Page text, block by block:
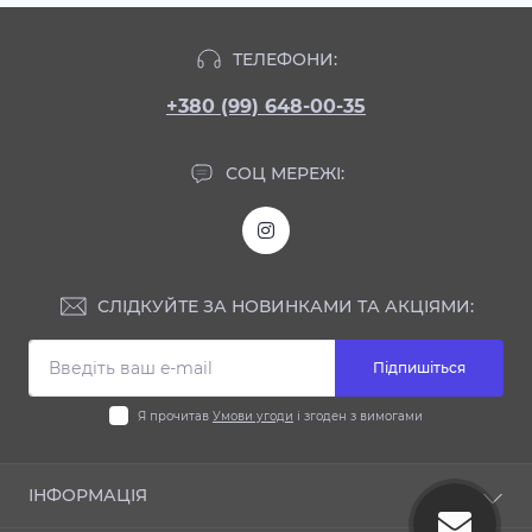
ТЕЛЕФОНИ:
+380 (99) 648-00-35
СОЦ МЕРЕЖІ:
СЛІДКУЙТЕ ЗА НОВИНКАМИ ТА АКЦІЯМИ:
Підпишіться
Я прочитав Умови угоди і згоден з вимогами
ІНФОРМАЦІЯ